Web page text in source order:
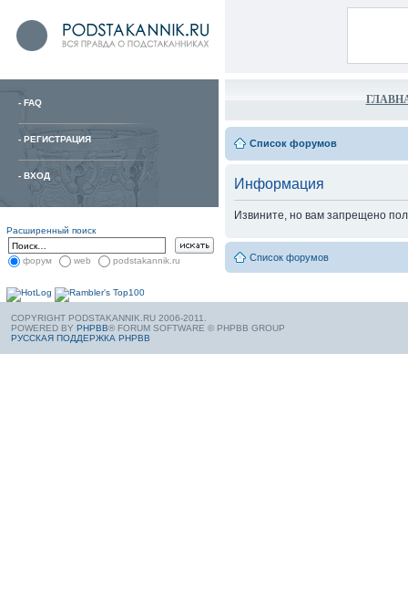
- FAQ
- РЕГИСТРАЦИЯ
- ВХОД
Расширенный поиск
форум web podstakannik.ru
Список форумов
Информация
Извините, но вам запрещено
Список форумов
COPYRIGHT PODSTAKANNIK.RU 2006-2011.
POWERED BY PHPBB® FORUM SOFTWARE © PHPBB GROUP
РУССКАЯ ПОДДЕРЖКА PHPBB